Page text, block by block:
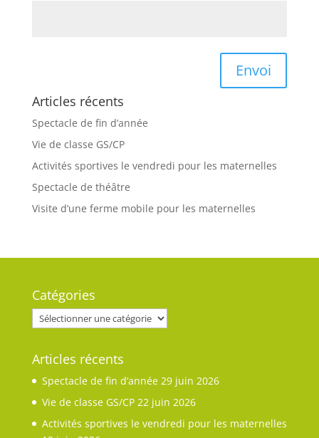
Envoi
Articles récents
Spectacle de fin d’année
Vie de classe GS/CP
Activités sportives le vendredi pour les maternelles
Spectacle de théâtre
Visite d’une ferme mobile pour les maternelles
Catégories
Catégories
Articles récents
Spectacle de fin d’année 29 juin 2026
Vie de classe GS/CP 22 juin 2026
Activités sportives le vendredi pour les maternelles